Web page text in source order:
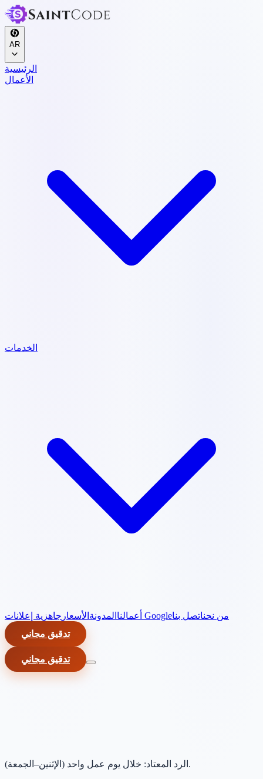
AR
الرئيسية
الأعمال
الخدمات
أعمالنا المدونة الأسعار جاهزية إعلانات Google من نحناتصل بنا
تدقيق مجاني
تدقيق مجاني
الرد المعتاد: خلال يوم عمل واحد (الإثنين–الجمعة).